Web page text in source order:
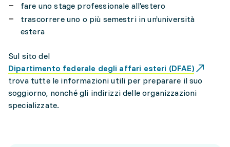
fare uno stage professionale all’estero
trascorrere uno o più semestri in un’università
estera
Sul sito del
Dipartimento federale degli affari esteri (DFAE)
trova tutte le informazioni utili per preparare il suo
soggiorno, nonché gli indirizzi delle organizzazioni
specializzate.